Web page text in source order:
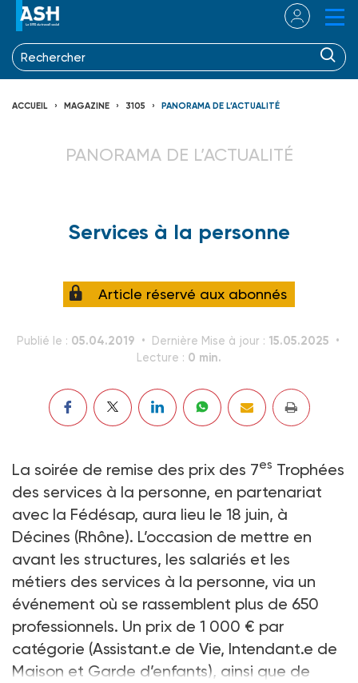
ACCUEIL MAGAZINE 3105 PANORAMA DE L’ACTUALITÉ
PANORAMA DE L’ACTUALITÉ
Services à la personne
Article réservé aux abonnés
Publié le : 05.04.2019 Dernière Mise à jour : 15.05.2025
Lecture : 0 min.
La soirée de remise des prix des 7es Trophées
des services à la personne, en partenariat
avec la Fédésap, aura lieu le 18 juin, à
Décines (Rhône). L’occasion de mettre en
avant les structures, les salariés et les
métiers des services à la personne, via un
événement où se rassemblent plus de 650
professionnels. Un prix de 1 000 € par
catégorie (Assistant.e de Vie, Intendant.e de
Maison et Garde d’enfants), ainsi que de